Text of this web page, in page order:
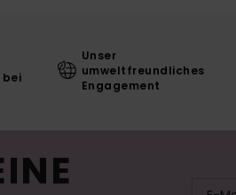
bei
Unser
umweltfreundliches
Engagement